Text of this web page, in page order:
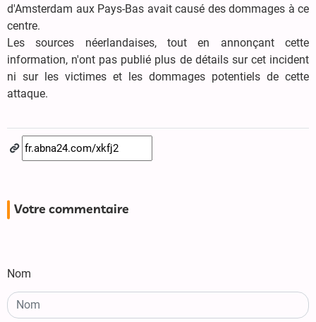
d'Amsterdam aux Pays-Bas avait causé des dommages à ce
centre.
Les sources néerlandaises, tout en annonçant cette
information, n'ont pas publié plus de détails sur cet incident
ni sur les victimes et les dommages potentiels de cette
attaque.
Votre commentaire
Nom